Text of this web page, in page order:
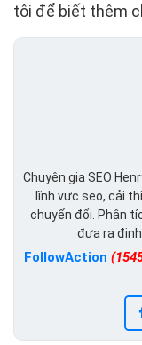
tôi để biết thêm
Chuyên gia SEO
lĩnh vực seo, cải
chuyển đổi. Phân
đưa ra
FollowAction